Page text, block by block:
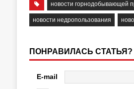
новости горнодобывающей
новости недропользования
ПОНРАВИЛАСЬ
E-mail